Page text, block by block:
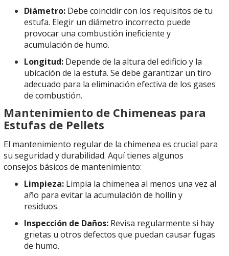
Diámetro: Debe coincidir con los requisitos de tu
estufa. Elegir un diámetro incorrecto puede
provocar una combustión ineficiente y
acumulación de humo.
Longitud: Depende de la altura del edificio y la
ubicación de la estufa. Se debe garantizar un tiro
adecuado para la eliminación efectiva de los gases
de combustión.
Mantenimiento de Chimeneas para
Estufas de Pellets
El mantenimiento regular de la chimenea es crucial para
su seguridad y durabilidad. Aquí tienes algunos
consejos básicos de mantenimiento:
Limpieza: Limpia la chimenea al menos una vez al
año para evitar la acumulación de hollín y
residuos.
Inspección de Daños: Revisa regularmente si hay
grietas u otros defectos que puedan causar fugas
de humo.